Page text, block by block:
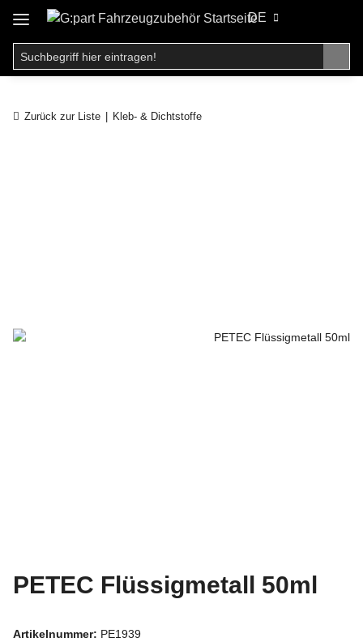
DE
Zurück zur Liste Kleb- & Dichtstoffe
PETEC Flüssigmetall 50ml
Artikelnummer: PE1939